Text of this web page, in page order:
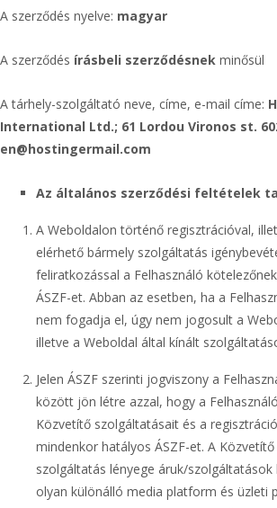
A szerződés nyelve: magyar
A szerződés írásbeli szerződésnek minősül
A tárhely-szolgáltató neve, címe, e-mail címe:
International Ltd.; 61 Lordou Vironos st.
en@hostingermail.com
Az általános szerződési feltételek
A Weboldalon történő regisztrációval,
elérhető bármely szolgáltatás
feliratkozással a Felhasználó
ÁSZF-et. Abban az esetben, ha a
nem fogadja el, úgy nem jogosult a
illetve a Weboldal által kínált
Jelen ÁSZF szerinti jogviszony a
között jön létre azzal, hogy a
Közvetítő szolgáltatásait és a
mindenkor hatályos ÁSZF-et. A
szolgáltatás lényege áruk/
olyan különálló media platform és üzleti